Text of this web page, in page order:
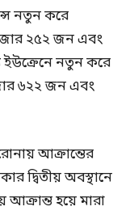
নতুন করে
২৫২ জন এবং
ইউক্রেনে নতুন করে
৬২২ জন এবং
আক্রান্তের
দ্বিতীয় অবস্থানে
হয়ে মারা